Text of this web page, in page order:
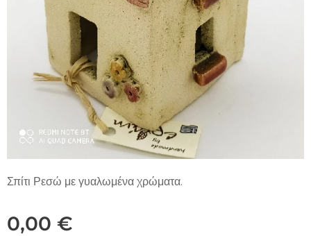
Σπίτι Ρεσώ με γυαλωμένα χρώματα.
0,00 €